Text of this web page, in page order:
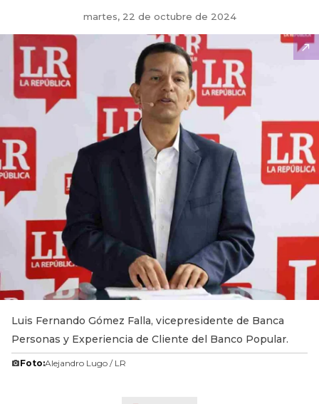
martes, 22 de octubre de 2024
Luis Fernando Gómez Falla, vicepresidente de Banca
Personas y Experiencia de Cliente del Banco Popular.
Foto:Alejandro Lugo / LR